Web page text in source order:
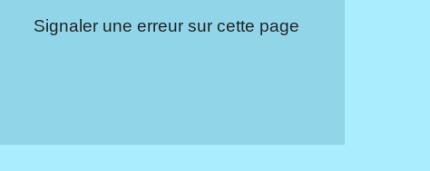
Signaler une erreur sur cette page